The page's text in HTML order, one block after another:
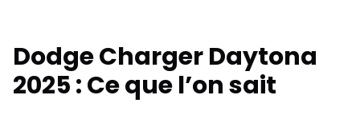
Dodge Charger Daytona
2025 : Ce que l’on sait